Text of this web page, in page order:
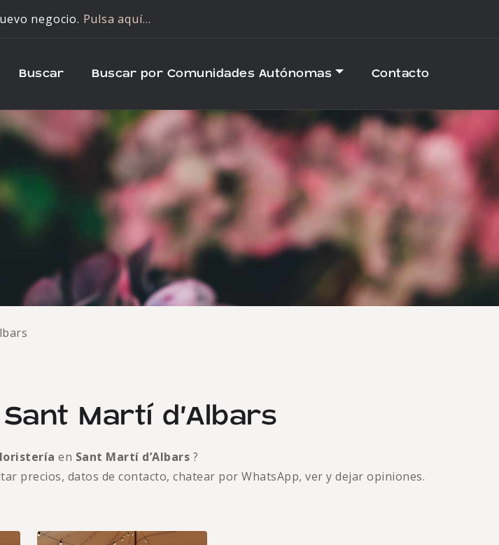
negocio. Pulsa aquí…
Buscar Buscar por Comunidades Autónomas Contacto
Martí d’Albars
en Sant Martí d’Albars ?
precios, datos de contacto, chatear por WhatsApp, ver y dejar opiniones.